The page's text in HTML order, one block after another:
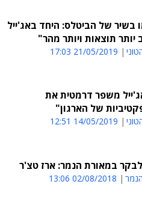
בשיר של הביטלס: היחד באג'ייל
יותר תוצאות ויותר מהר"
21/05/2019 17:03
משפר דרמטית את
של הארגון"
14/05/2019 12:51
במאורת הנמר: ארז טצ'ר
02/08/2018 13:06